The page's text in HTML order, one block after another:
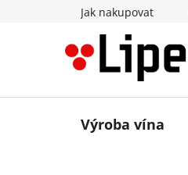
Jak nakupovat
Výroba vína